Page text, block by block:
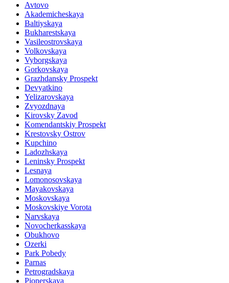
Avtovo
Akademicheskaya
Baltiyskaya
Bukharestskaya
Vasileostrovskaya
Volkovskaya
Vyborgskaya
Gorkovskaya
Grazhdansky Prospekt
Devyatkino
Yelizarovskaya
Zvyozdnaya
Kirovsky Zavod
Komendantskiy Prospekt
Krestovsky Ostrov
Kupchino
Ladozhskaya
Leninsky Prospekt
Lesnaya
Lomonosovskaya
Mayakovskaya
Moskovskaya
Moskovskiye Vorota
Narvskaya
Novocherkasskaya
Obukhovo
Ozerki
Park Pobedy
Parnas
Petrogradskaya
Pionerskaya